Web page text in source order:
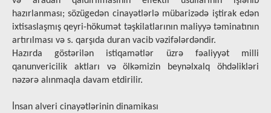
hazırlanması; sözügedən cinayətlərlə mübarizədə iştirak edən
ixtisaslaşmış qeyri-hökumət təşkilatlarının maliyyə təminatının
artırılması və s. qarşıda duran vacib vəzifələrdəndir.
Hazırda göstərilən istiqamətlər üzrə fəaliyyət milli
qanunvericilik aktları və ölkəmizin beynəlxalq öhdəlikləri
nəzərə alınmaqla davam etdirilir.
İnsan alveri cinayətlərinin dinamikası